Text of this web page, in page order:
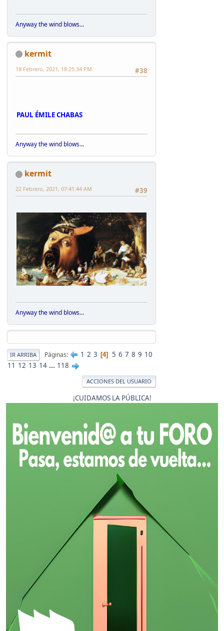
Anyway the wind blows...
kermit
#38
18 Febrero, 2021, 18:25:34 PM
PAUL ÉMILE CHABAS
Anyway the wind blows...
kermit
#39
22 Febrero, 2021, 07:41:44 AM
Anyway the wind blows...
IR ARRIBA Páginas 1 2 3 4 5 6 7 8 9 10
11 12 13 14 ... 118
ACCIONES DEL USUARIO
¡CUIDAMOS LA PÚBLICA!